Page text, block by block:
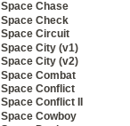
Space Chase
Space Check
Space Circuit
Space City (v1)
Space City (v2)
Space Combat
Space Conflict
Space Conflict II
Space Cowboy